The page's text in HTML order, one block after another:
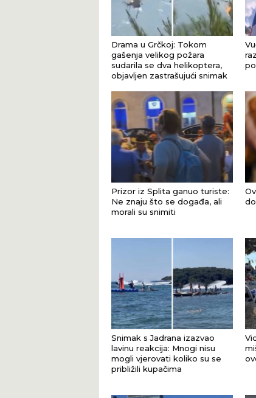
Drama u Grčkoj: Tokom
gašenja velikog požara
sudarila se dva helikoptera,
objavljen zastrašujući snimak
Prizor iz Splita ganuo turiste:
Ne znaju što se događa, ali
morali su snimiti
Snimak s Jadrana izazvao
lavinu reakcija: Mnogi nisu
mogli vjerovati koliko su se
približili kupačima